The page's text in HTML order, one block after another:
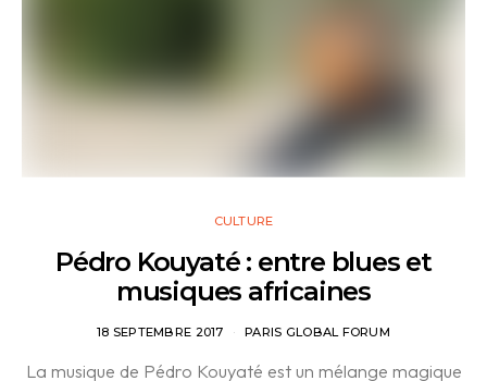
CULTURE
Pédro Kouyaté : entre blues et
musiques africaines
18 SEPTEMBRE 2017 PARIS GLOBAL FORUM
La musique de Pédro Kouyaté est un mélange magique